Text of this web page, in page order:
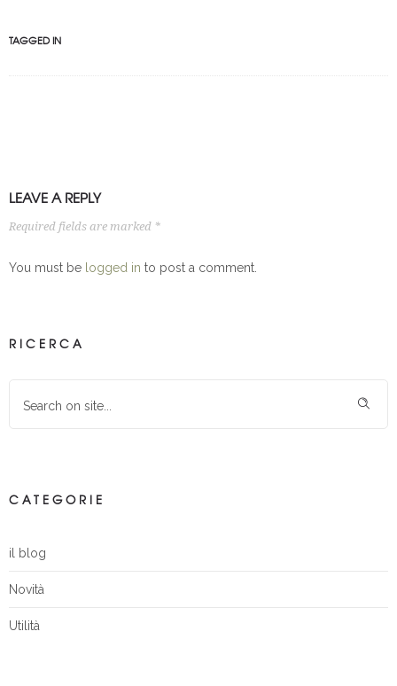
TAGGED IN
LEAVE A REPLY
Required fields are marked *
You must be logged in to post a comment.
RICERCA
CATEGORIE
il blog
Novità
Utilità